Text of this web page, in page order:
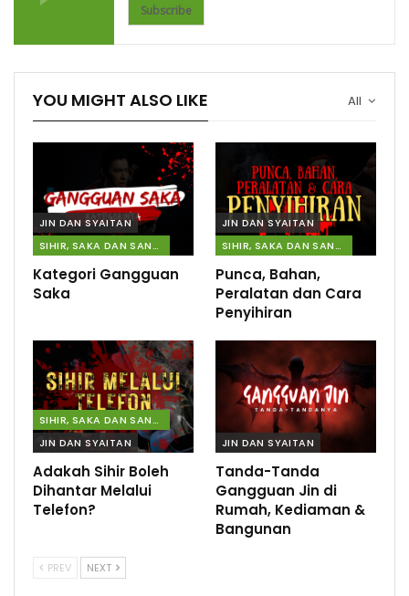
Subscribe
All
YOU MIGHT ALSO LIKE
JIN DAN SYAITAN
SIHIR, SAKA DAN SANTAU
Kategori Gangguan
Saka
JIN DAN SYAITAN
SIHIR, SAKA DAN SANTAU
Punca, Bahan,
Peralatan dan Cara
Penyihiran
SIHIR, SAKA DAN SANTAU
JIN DAN SYAITAN
Adakah Sihir Boleh
Dihantar Melalui
Telefon?
JIN DAN SYAITAN
Tanda-Tanda
Gangguan Jin di
Rumah, Kediaman &
Bangunan
PREV NEXT